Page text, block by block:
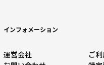
インフォメーション
運営会社
ご